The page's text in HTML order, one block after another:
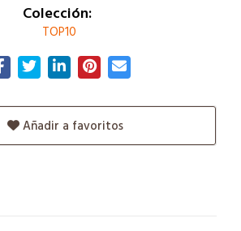
Colección:
TOP10
Añadir a favoritos